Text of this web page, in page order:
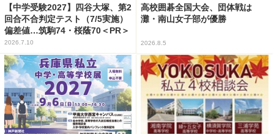
【中学受験2027】四谷大塚、第2
回合不合判定テスト（7/5実施）
偏差値…筑駒74・桜蔭70＜PR＞
2026.7.10
高校囲碁全国大会、団体戦は
灘・南山女子部が優勝
2026.8.5